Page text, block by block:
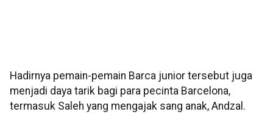
Hadirnya pemain-pemain Barca junior tersebut juga
menjadi daya tarik bagi para pecinta Barcelona,
termasuk Saleh yang mengajak sang anak, Andzal.